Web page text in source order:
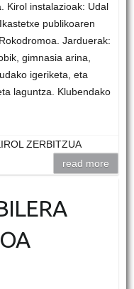
Kirol instalazioak: Udal
publikoaren
Jarduerak:
gimnasia arina,
igeriketa, eta
laguntza. Klubendako
ZERBITZUA
read more